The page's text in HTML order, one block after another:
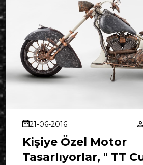
21-06-2016
Kişiye Özel Motor
Tasarlıyorlar, " TT